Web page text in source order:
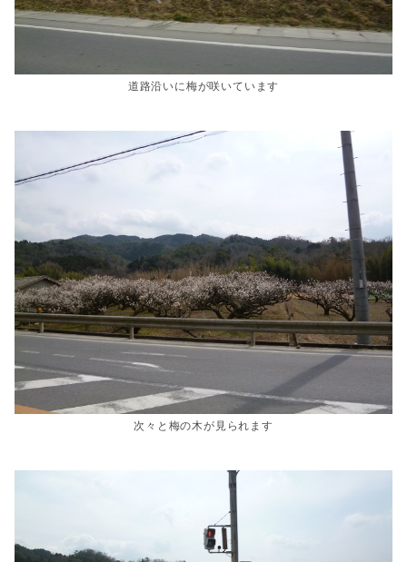
道路沿いに梅が咲いています
次々と梅の木が見られます